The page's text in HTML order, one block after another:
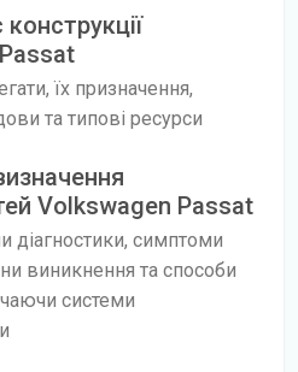
їх призначення,
та типові ресурси
Volkswagen Passat
діагностики, симптоми
виникнення та способи
системи